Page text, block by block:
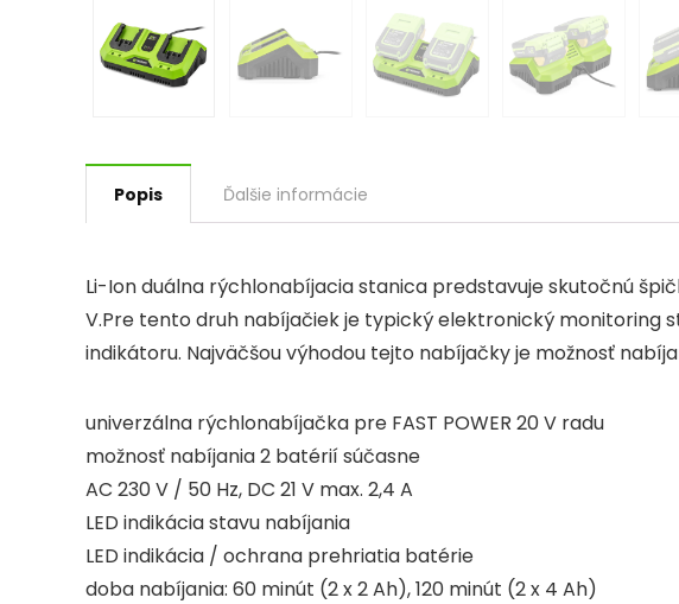
Popis Ďalšie informácie
Li-Ion duálna rýchlonabíjacia stanica predstavuje skutočnú
V.Pre tento druh nabíjačiek je typický elektronický monitoring
indikátoru. Najväčšou výhodou tejto nabíjačky je možnosť
univerzálna rýchlonabíjačka pre FAST POWER 20 V radu
možnosť nabíjania 2 batérií súčasne
AC 230 V / 50 Hz, DC 21 V max. 2,4 A
LED indikácia stavu nabíjania
LED indikácia / ochrana prehriatia batérie
doba nabíjania: 60 minút (2 x 2 Ah), 120 minút (2 x 4 Ah)